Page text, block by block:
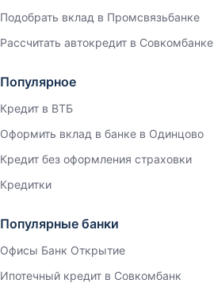
Подобрать вклад в Промсвязьбанке
Рассчитать автокредит в Совкомбанке
Популярное
Кредит в ВТБ
Оформить вклад в банке в Одинцово
Кредит без оформления страховки
Кредитки
Популярные банки
Офисы Банк Открытие
Ипотечный кредит в Совкомбанк